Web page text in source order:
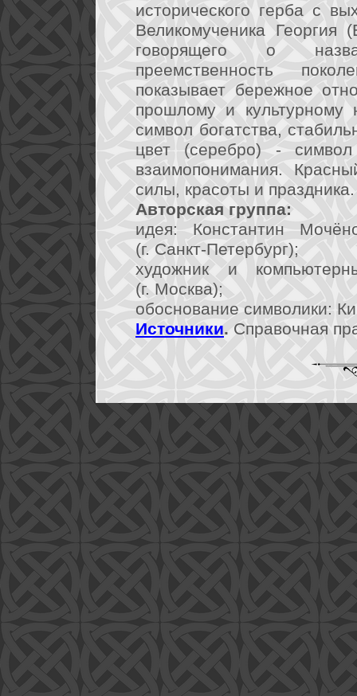
исторического герба с
Великомученика Георгия
говорящего о
преемственность
показывает бережное
прошлому и
символ богатства,
цвет (серебро) -
взаимопонимания.
силы, красоты и праздника.
Авторская группа:
идея: Константин
(г. Санкт-Петербург);
художник и
(г. Москва);
обоснование символики:
Источники. Справочная